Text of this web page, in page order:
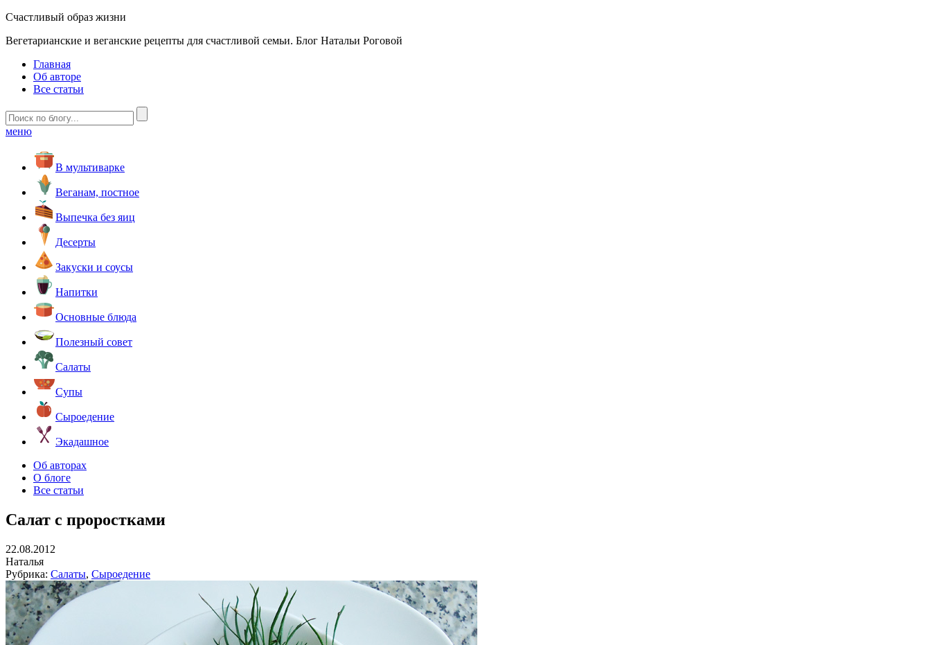
Счастливый образ жизни
Вегетарианские и веганские рецепты для счастливой семьи. Блог Натальи Роговой
Главная
Об авторе
Все статьи
меню
В мультиварке
Веганам, постное
Выпечка без яиц
Десерты
Закуски и соусы
Напитки
Основные блюда
Полезный совет
Салаты
Супы
Сыроедение
Экадашное
Об авторах
О блоге
Все статьи
Салат с проростками
22.08.2012
Наталья
Рубрика: Салаты, Сыроедение